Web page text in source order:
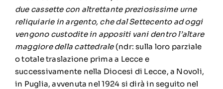
due cassette con altrettante preziosissime urne
reliquiarie in argento, che dal Settecento ad oggi
vengono custodite in appositi vani dentro l’altare
maggiore della cattedrale (ndr: sulla loro parziale
o totale traslazione prima a Lecce e
successivamente nella Diocesi di Lecce, a Novoli,
in Puglia, avvenuta nel 1924 si dirà in seguito nel